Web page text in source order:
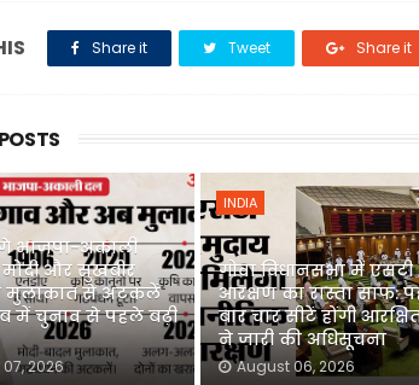
Share it Tweet Share it
भाजपा-अकाली
मोदी और सुखबीर
मुलाकात से अटकलें
में चुनाव से पहले बढ़ी
2026
INDIA
गोवा विधानसभा में एसटी
आरक्षण का रास्ता साफ:
बार चार सीटें होंगी
ने जारी की अधिसूचना
August 06, 2026